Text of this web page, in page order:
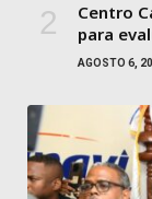
Centro
para
AGOSTO 6,